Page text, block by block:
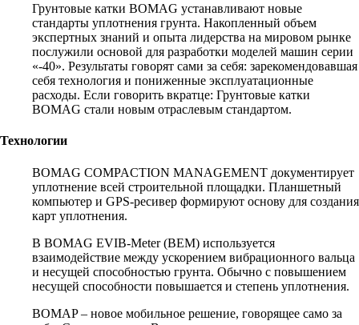
Грунтовые катки BOMAG устанавливают новые
стандарты уплотнения грунта. Накопленный объем
экспертных знаний и опыта лидерства на мировом рынке
послужили основой для разработки моделей машин серии
«-40». Результаты говорят сами за себя: зарекомендовавшая
себя технология и пониженные эксплуатационные
расходы. Если говорить вкратце: Грунтовые катки
BOMAG стали новым отраслевым стандартом.
Технологии
BOMAG COMPACTION MANAGEMENT документирует
уплотнение всей строительной площадки. Планшетный
компьютер и GPS-ресивер формируют основу для создания
карт уплотнения.
В BOMAG EVIB-Meter (BEM) используется
взаимодействие между ускорением вибрационного вальца
и несущей способностью грунта. Обычно с повышением
несущей способности повышается и степень уплотнения.
BOMAP – новое мобильное решение, говорящее само за